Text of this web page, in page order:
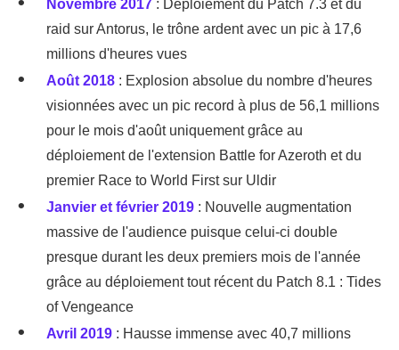
Novembre 2017 : Déploiement du Patch 7.3 et du
raid sur Antorus, le trône ardent avec un pic à 17,6
millions d'heures vues
Août 2018 : Explosion absolue du nombre d'heures
visionnées avec un pic record à plus de 56,1 millions
pour le mois d'août uniquement grâce au
déploiement de l'extension Battle for Azeroth et du
premier Race to World First sur Uldir
Janvier et février 2019 : Nouvelle augmentation
massive de l'audience puisque celui-ci double
presque durant les deux premiers mois de l'année
grâce au déploiement tout récent du Patch 8.1 : Tides
of Vengeance
Avril 2019 : Hausse immense avec 40,7 millions